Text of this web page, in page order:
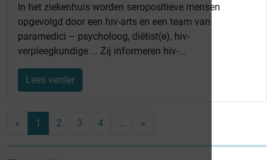
In het ziekenhuis worden seropositieve mensen
opgevolgd door een hiv-arts en een team van
paramedici – psycholoog, diëtist(e), hiv-
verpleegkundige ... Zij informeren hiv-...
Lees verder
« 1 2 3 4 … »